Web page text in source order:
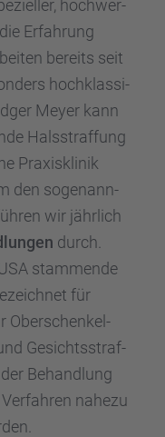
hochwer­
Erfah­rung
bereits seit
hochklas­si­
Meyer kann
Halsstraf­fung
Praxis­kli­nik
den sogenann­
wir jährlich
durch.
stammende
für
Oberschen­kel­
Gesichts­straf­
Behand­lung
nahezu